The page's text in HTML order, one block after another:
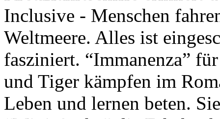
Inclusive - Menschen
Weltmeere. Alles ist
fasziniert. “Immanenza”
und Tiger kämpfen im
Leben und lernen beten.